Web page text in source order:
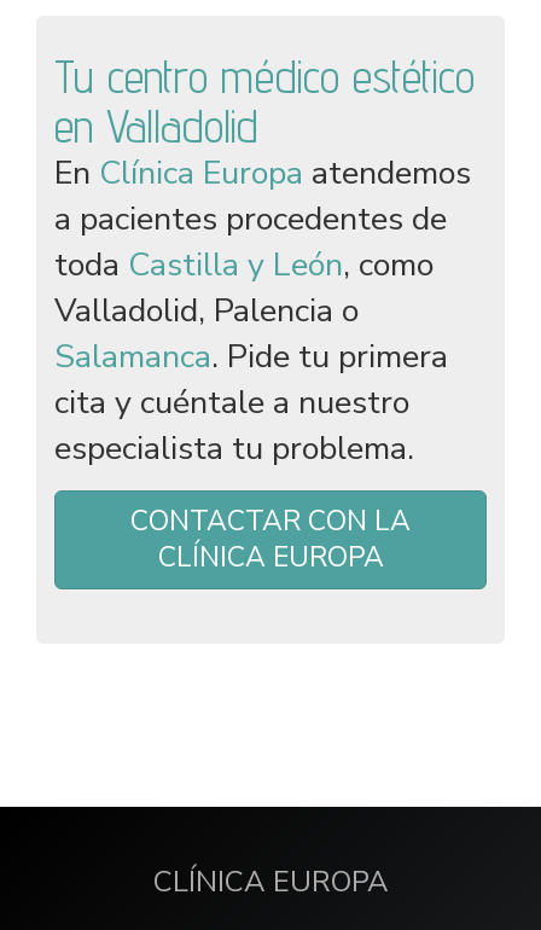
Tu centro médico estético
en Valladolid
En Clínica Europa atendemos
a pacientes procedentes de
toda Castilla y León, como
Valladolid, Palencia o
Salamanca. Pide tu primera
cita y cuéntale a nuestro
especialista tu problema.
CONTACTAR CON LA
CLÍNICA EUROPA
CLÍNICA EUROPA